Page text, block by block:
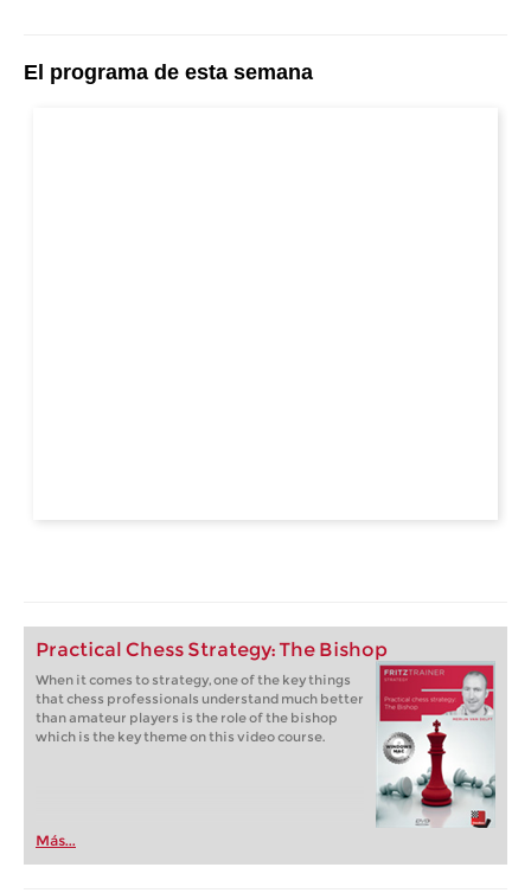
El programa de esta semana
Practical Chess Strategy: The Bishop
When it comes to strategy, one of the key things
that chess professionals understand much better
than amateur players is the role of the bishop
which is the key theme on this video course.
Más...